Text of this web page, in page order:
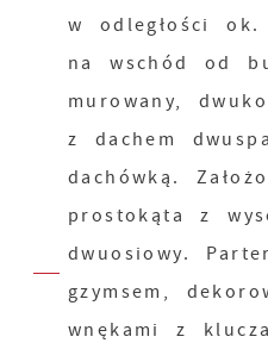
w odległości
na wschód od
murowany,
z dachem
dachówką.
prostokąta z
dwuosiowy.
gzymsem,
wnękami z